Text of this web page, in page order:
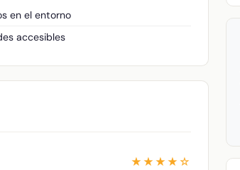
en el entorno
accesibles
★★★★☆